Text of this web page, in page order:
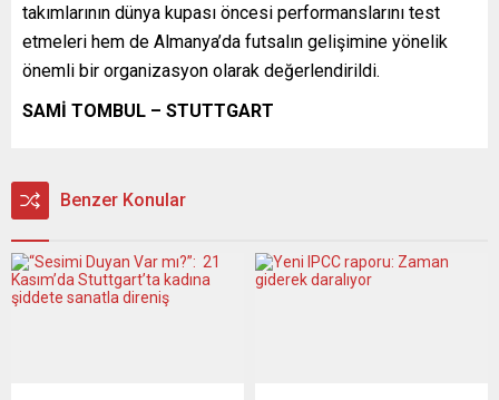
takımlarının dünya kupası öncesi performanslarını test
etmeleri hem de Almanya’da futsalın gelişimine yönelik
önemli bir organizasyon olarak değerlendirildi.
SAMİ TOMBUL – STUTTGART
Benzer Konular